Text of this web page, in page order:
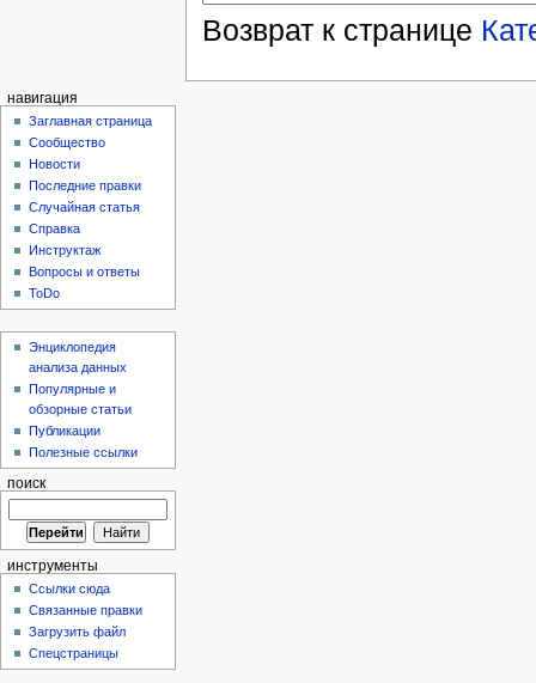
Возврат к странице
навигация
Заглавная страница
Сообщество
Новости
Последние правки
Случайная статья
Справка
Инструктаж
Вопросы и ответы
ToDo
Энциклопедия
анализа данных
Популярные и
обзорные статьи
Публикации
Полезные ссылки
поиск
инструменты
Ссылки сюда
Связанные правки
Загрузить файл
Спецстраницы